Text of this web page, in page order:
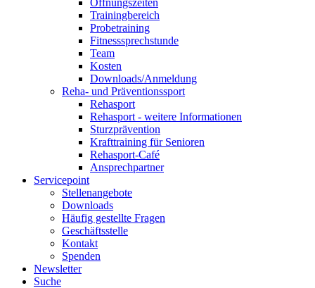
Öffnungszeiten
Trainingbereich
Probetraining
Fitnesssprechstunde
Team
Kosten
Downloads/Anmeldung
Reha- und Präventionssport
Rehasport
Rehasport - weitere Informationen
Sturzprävention
Krafttraining für Senioren
Rehasport-Café
Ansprechpartner
Servicepoint
Stellenangebote
Downloads
Häufig gestellte Fragen
Geschäftsstelle
Kontakt
Spenden
Newsletter
Suche